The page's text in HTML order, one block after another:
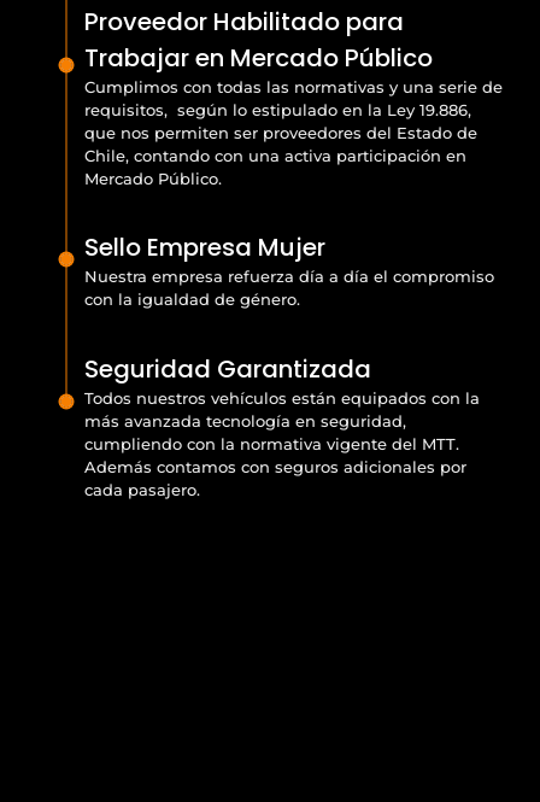
Proveedor Habilitado para
Trabajar en Mercado Público
Cumplimos con todas las normativas y una serie de
requisitos, según lo estipulado en la Ley 19.886,
que nos permiten ser proveedores del Estado de
Chile, contando con una activa participación en
Mercado Público.
Sello Empresa Mujer
Nuestra empresa refuerza día a día el compromiso
con la igualdad de género.
Seguridad Garantizada
Todos nuestros vehículos están equipados con la
más avanzada tecnología en seguridad,
cumpliendo con la normativa vigente del MTT.
Además contamos con seguros adicionales por
cada pasajero.